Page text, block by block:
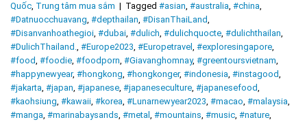
Quốc Trung tâm mua sắm | Tagged #asian #australia #china
#Datnuocchuavang #depthailan #DisanThaiLand
#Disanvanhoathegioi #dubai #dulich #dulichquocte #dulichthailan
#DulichThailand.
#Europe2023 #Europetravel #exploresingapore
#food #foodie #foodporn #Giavanghomnay, #greentoursvietnam
#happynewyear, #hongkong #hongkonger, #indonesia #instagood
#jakarta #japan #japanese #japaneseculture #japanesefood
#kaohsiung #kawaii #korea #Lunarnewyear2023 #macao #malaysia
#manga #marinabaysands #metal #mountains #music #nature